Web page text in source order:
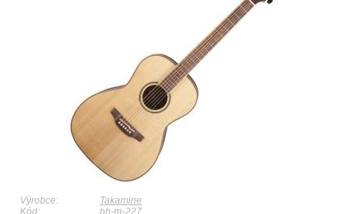
Výrobce:
Takamine
Kód:
bh-m-227